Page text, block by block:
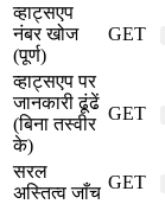
व्हाट्सएप
नंबर खोज
(पूर्ण)
GET
व्हाट्सएप पर
जानकारी ढूंढें
(बिना तस्वीर
के)
GET
सरल
अस्तित्व जाँच
GET